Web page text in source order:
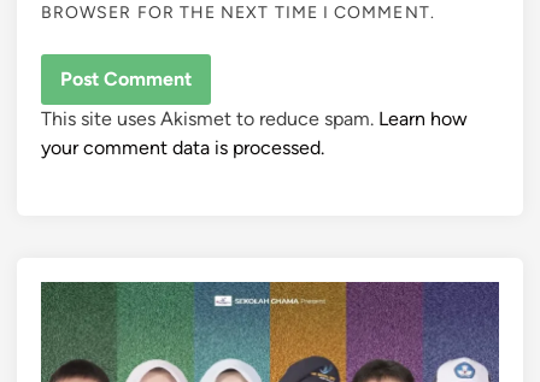
BROWSER FOR THE NEXT TIME I COMMENT.
This site uses Akismet to reduce spam. Learn how
your comment data is processed.